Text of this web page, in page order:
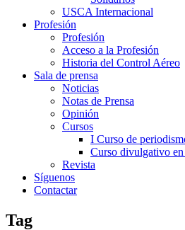
USCA Internacional
Profesión
Profesión
Acceso a la Profesión
Historia del Control Aéreo
Sala de prensa
Noticias
Notas de Prensa
Opinión
Cursos
I Curso de
Curso divulgativo
Revista
Síguenos
Contactar
Tag